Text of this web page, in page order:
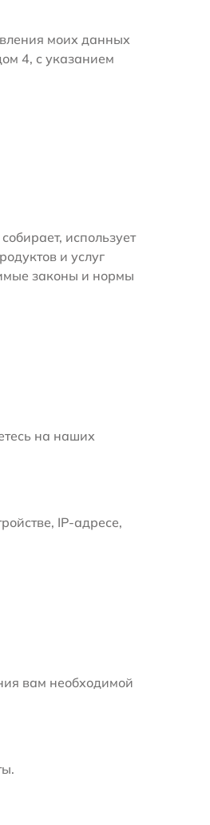
моих данных
4, с указанием
использует
и услуг
законы и нормы
на наших
IP-адресе,
вам необходимой